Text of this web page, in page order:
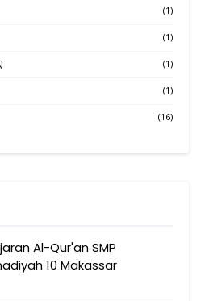
(1)
(1)
(1)
(1)
(16)
Al-Qur'an SMP
10 Makassar